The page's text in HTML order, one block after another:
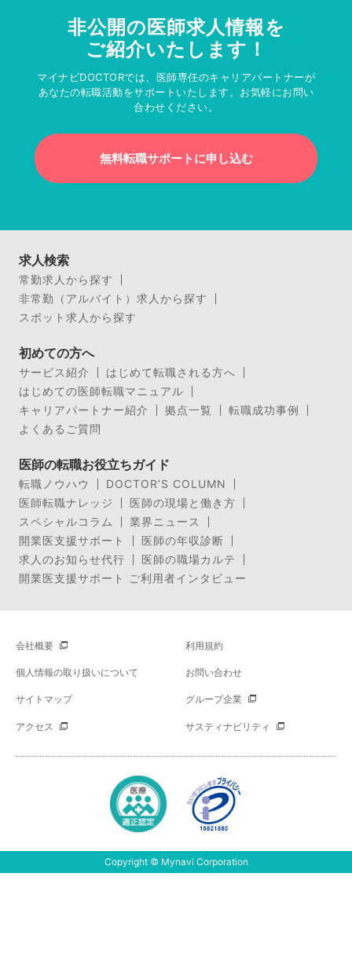
非公開の医師求人情報を
ご紹介いたします！
マイナビDOCTORでは、医師専任のキャリアパートナーが
あなたの転職活動をサポートいたします。お気軽にお問い
合わせください。
無料転職サポートに申し込む
求人検索
常勤求人から探す
非常勤（アルバイト）求人から探す
スポット求人から探す
初めての方へ
サービス紹介
はじめて転職される方へ
はじめての医師転職マニュアル
キャリアパートナー紹介
拠点一覧
転職成功事例
よくあるご質問
医師の転職お役立ちガイド
転職ノウハウ
DOCTOR’S COLUMN
医師転職ナレッジ
医師の現場と働き方
スペシャルコラム
業界ニュース
開業医支援サポート
医師の年収診断
求人のお知らせ代行
医師の職場カルテ
開業医支援サポート ご利用者インタビュー
会社概要 利用規約
個人情報の取り扱いについて お問い合わせ
サイトマップ グループ企業
アクセス サスティナビリティ
Copyright © Mynavi Corporation